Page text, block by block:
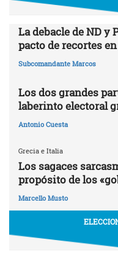
La debacle de ND y
pacto de recortes
Subcomandante Marcos
Los dos grandes
laberinto electoral
Antonio Cuesta
Grecia e Italia
Los sagaces
propósito de los
Marcello Musto